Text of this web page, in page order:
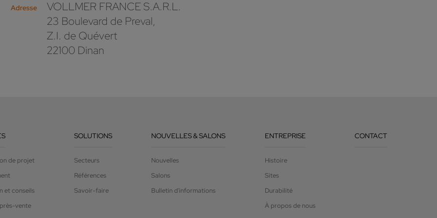
Adresse
VOLLMER FRANCE S.A.R.L.
23 Boulevard de Preval,
Z.I. de Quévert
22100 Dinan
de projet
et conseils
vente
SOLUTIONS
Secteurs
Références
Savoir-faire
NOUVELLES & SALONS
Nouvelles
Salons
Bulletin d'informations
ENTREPRISE
Histoire
Sites
Durabilité
À propos de nous
CONTACT